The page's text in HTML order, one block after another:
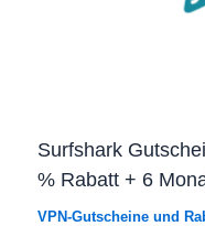
Surfshark
% Rabatt + 6
VPN-Gutscheine und